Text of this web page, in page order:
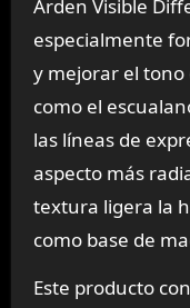
Arden Visible
especialmente
y mejorar el tono
como el
las líneas de
aspecto más
textura ligera la
como base de
Este producto